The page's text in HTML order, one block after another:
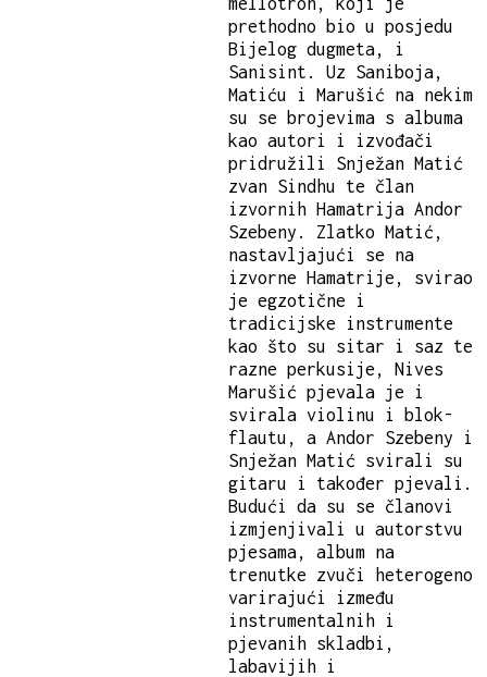
prethodno bio u posjedu
Bijelog dugmeta, i
Sanisint. Uz Saniboja,
Matiću i Marušić na nekim
su se brojevima s albuma
kao autori i izvođači
pridružili Snježan Matić
zvan Sindhu te član
izvornih Hamatrija Andor
Szebeny. Zlatko Matić,
nastavljajući se na
izvorne Hamatrije, svirao
je egzotične i
tradicijske instrumente
kao što su sitar i saz te
razne perkusije, Nives
Marušić pjevala je i
svirala violinu i blok-
flautu, a Andor Szebeny i
Snježan Matić svirali su
gitaru i također pjevali.
Budući da su se članovi
izmjenjivali u autorstvu
pjesama, album na
trenutke zvuči heterogeno
varirajući između
instrumentalnih i
pjevanih skladbi,
labavijih i